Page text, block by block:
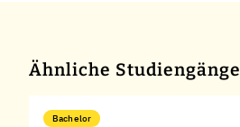
Ähnliche Studiengänge
Bachelor